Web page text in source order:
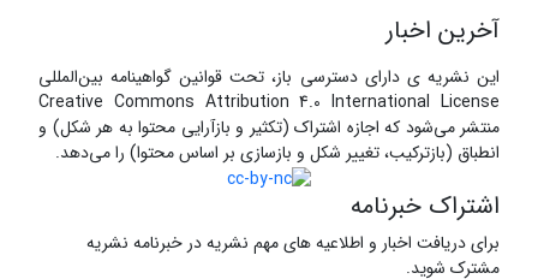
آخرین اخبار
این نشریه ی دارای دسترسی باز، تحت قوانین گواهینامه بین‌المللی
Creative Commons Attribution 4.0 International License
منتشر می‌شود که اجازه اشتراک (تکثیر و بازآرایی محتوا به هر شکل) و
انطباق (بازترکیب، تغییر شکل و بازسازی بر اساس محتوا) را می‌دهد.
اشتراک خبرنامه
برای دریافت اخبار و اطلاعیه های مهم نشریه در خبرنامه نشریه
مشترک شوید.